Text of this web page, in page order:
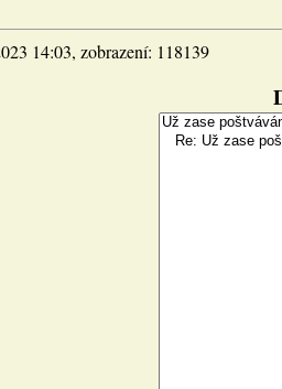
14:03, zobrazení: 118139